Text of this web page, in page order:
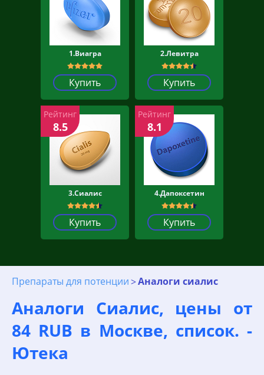
1.Виагра
Купить
2.Левитра
Купить
3.Сиалис
Купить
Рейтинг
8.5
4.Дапоксетин
Купить
Рейтинг
8.1
Препараты для потенции Аналоги сиалис
Аналоги Сиалис, цены от
84 RUB в Москве, список. -
Ютека